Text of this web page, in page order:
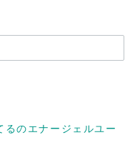
るのエナージェルユー